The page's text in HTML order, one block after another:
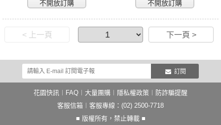
不開放訂購 不開放訂購
< 上一頁 下一頁 >
訂閱
花園快訊 FAQ 大量團購 隱私權政策
防詐騙提醒
客服信箱 ︱客服專線：(02) 2500-7718
■ 版權所有，禁止轉載 ■